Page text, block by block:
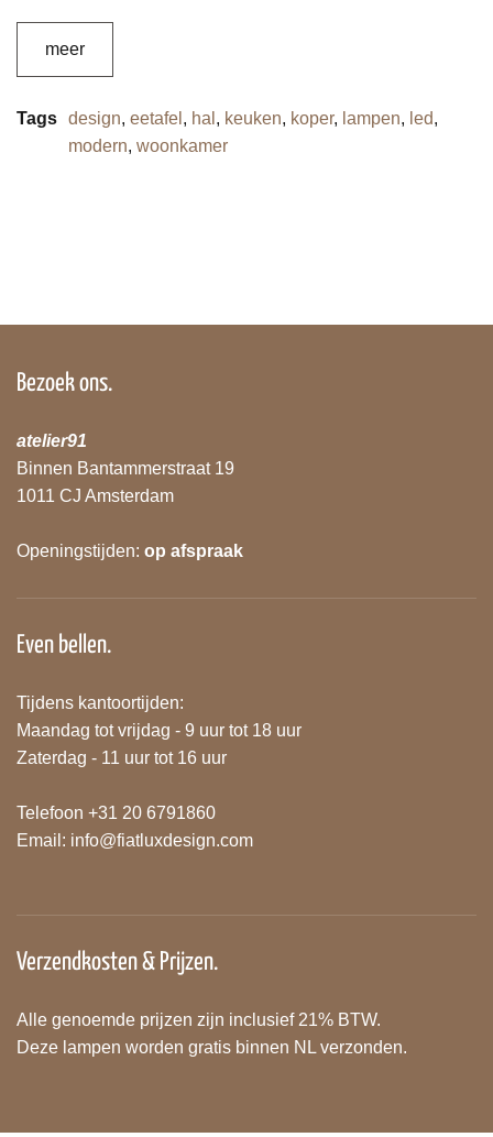
meer
Tags design, eetafel , hal , keuken, koper, lampen, led,
modern, woonkamer
Bezoek ons.
atelier91
Binnen Bantammerstraat 19
1011 CJ Amsterdam
Openingstijden: op afspraak
Even bellen.
Tijdens kantoortijden:
Maandag tot vrijdag - 9 uur tot 18 uur
Zaterdag - 11 uur tot 16 uur
Telefoon +31 20 6791860
Email: info@fiatluxdesign.com
Verzendkosten & Prijzen.
Alle genoemde prijzen zijn inclusief 21% BTW.
Deze lampen worden gratis binnen NL verzonden.